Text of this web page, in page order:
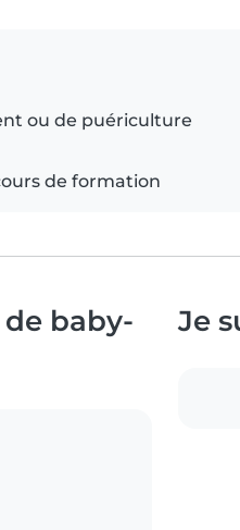
ou de puériculture
de formation
baby-
Je